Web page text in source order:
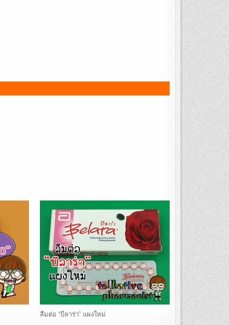
ลืมต่อ “บีลาร่า” แผงใหม่